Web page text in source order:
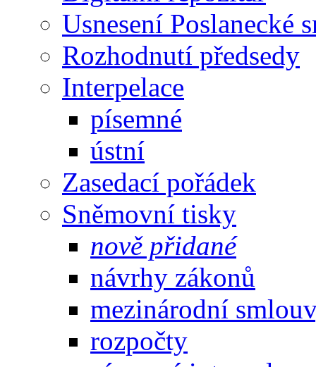
Usnesení Poslanecké
Rozhodnutí předsedy
Interpelace
písemné
ústní
Zasedací pořádek
Sněmovní tisky
nově přidané
návrhy zákonů
mezinárodní
rozpočty